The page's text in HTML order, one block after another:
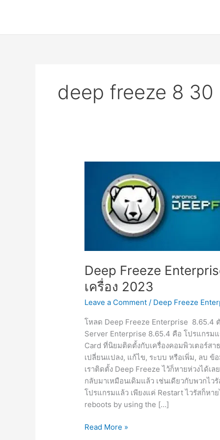
deep freeze 8 30
Deep Freeze
เครื่อง 2023
Leave a Comment / Deep Freeze
โหลด Deep Freeze Enterprise 8.65.4
Server Enterprise 8.65.4 คือ โปรแกรม
Card ที่นิยมติดตั้งกับเครื่องคอมพิวเตอร์ส
เปลี่ยนแปลง, แก้ไข, ระบบ หรือเพิ่ม, ลบ ข้
เราติดตั้ง Deep Freeze ไว้ก็หายห่วงได้เ
กลับมาเหมือนเดิมแล้ว เช่นเดียวกับพวกไว
โปรแกรมแล้ว เพียงแค่ Restart ไวรัสก็หา
reboots by using the […]
Deep
Read More »